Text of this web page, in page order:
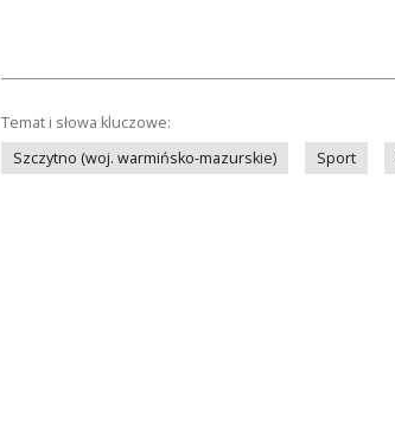
Temat i słowa kluczowe:
Szczytno (woj. warmińsko-mazurskie)
Sport